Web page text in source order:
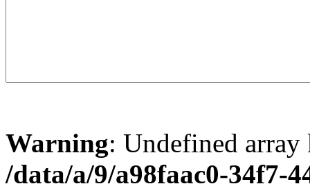
Warning: Undefined
/data/a/9/a98faac0-34f7-